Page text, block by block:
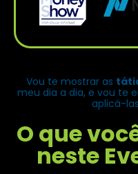
Vou te mostrar as
meu dia a dia, e vou te
aplicá-
O que
neste